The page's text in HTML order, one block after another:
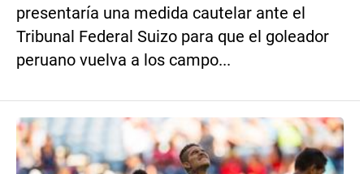
presentaría una medida cautelar ante el
Tribunal Federal Suizo para que el goleador
peruano vuelva a los campo...